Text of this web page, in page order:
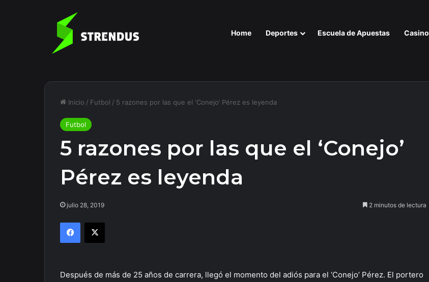
Home Deportes Escuela de Apuestas Casino
Inicio / Futbol / 5 razones por las que el ‘Conejo’ Pérez es leyenda
Futbol
5 razones por las que el ‘Conejo’
Pérez es leyenda
julio 28, 2019 2 minutos de lectura
Facebook
X
Después de más de 25 años de carrera, llegó el momento del adiós para el ‘Conejo’ Pérez. El portero